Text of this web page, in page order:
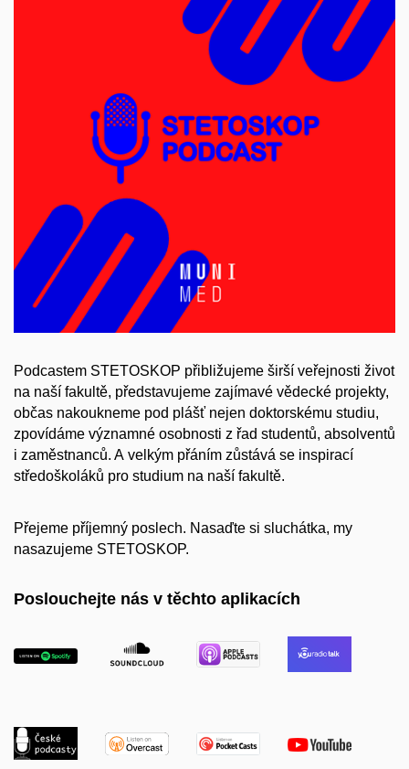
Podcastem STETOSKOP přibližujeme širší veřejnosti život
na naší fakultě, představujeme zajímavé vědecké projekty,
občas nakoukneme pod plášť nejen doktorskému studiu,
zpovídáme významné osobnosti z řad studentů, absolventů
i zaměstnanců. A velkým přáním zůstává se inspirací
středoškoláků pro studium na naší fakultě.
Přejeme příjemný poslech. Nasaďte si sluchátka, my
nasazujeme STETOSKOP.
Poslouchejte nás v těchto aplikacích